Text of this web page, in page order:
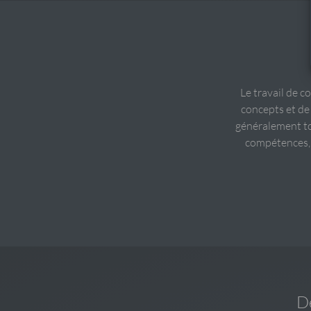
Le travail de
concepts et
généralement